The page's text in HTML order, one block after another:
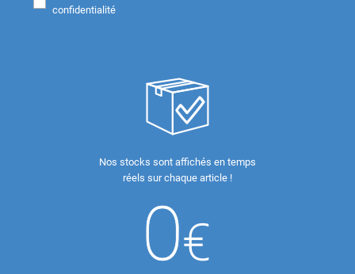
confidentialité
Nos stocks sont affichés en temps
réels sur chaque article !